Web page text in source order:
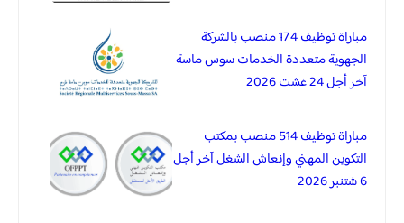
مباراة توظيف 174 منصب بالشركة
الجهوية متعددة الخدمات سوس ماسة
آخر أجل 24 غشت 2026
مباراة توظيف 514 منصب بمكتب
التكوين المهني وإنعاش الشغل آخر أجل
6 شتنبر 2026